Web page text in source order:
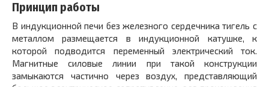
Принцип работы
В индукционной печи без железного сердечника тигель с
металлом размещается в индукционной катушке, к
которой подводится переменный электрический ток.
Магнитные силовые линии при такой конструкции
замыкаются частично через воздух, представляющий